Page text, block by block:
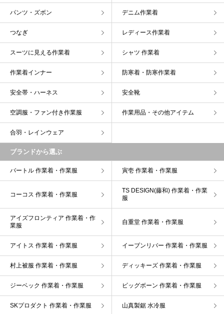
パンツ・ズボン デニム作業着
つなぎ レディース作業着
スーツに見える作業着 シャツ 作業着
作業着インナー 防寒着・防寒作業着
安全帯・ハーネス 安全靴
空調服・ファン付き作業服 作業用品・その他アイテム
合羽・レインウェア
ブランドから選ぶ
バートル 作業着・作業服 寅壱 作業着・作業服
コーコス 作業着・作業服
TS DESIGN(藤和) 作業着・作業
服
アイズフロンティア 作業着・作
業服
自重堂 作業着・作業服
アイトス 作業着・作業服 イーブンリバー 作業着・作業服
村上被服 作業着・作業服 ディッキーズ 作業着・作業服
ジーベック 作業着・作業服 ビッグボーン 作業着・作業服
SKプロダクト 作業着・作業服 山真製鋸 水冷服